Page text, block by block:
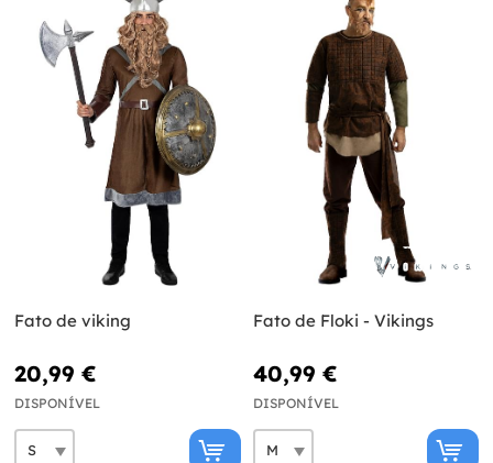
Fato de viking
20,99 €
DISPONÍVEL
Fato de Floki - Vikings
40,99 €
DISPONÍVEL